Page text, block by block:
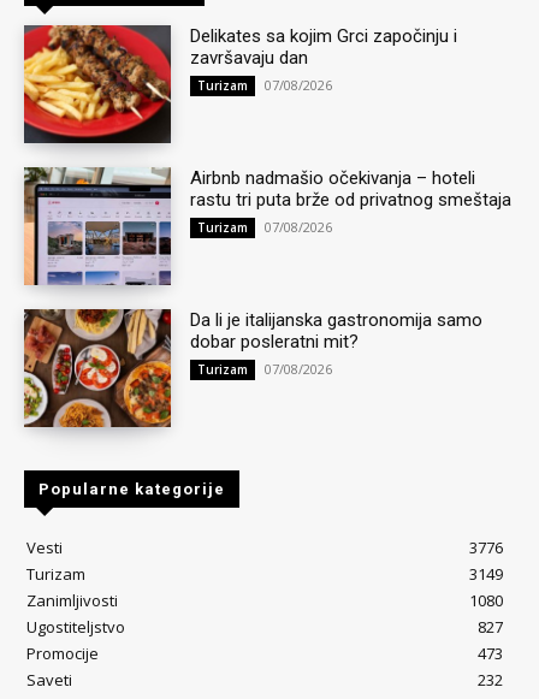
Delikates sa kojim Grci započinju i
završavaju dan
Turizam 07/08/2026
Airbnb nadmašio očekivanja – hoteli
rastu tri puta brže od privatnog smeštaja
Turizam 07/08/2026
Da li je italijanska gastronomija samo
dobar posleratni mit?
Turizam 07/08/2026
Popularne kategorije
Vesti
3776
Turizam
3149
Zanimljivosti
1080
Ugostiteljstvo
827
Promocije
473
Saveti
232